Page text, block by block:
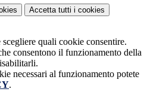
Accetta tutti i cookies
quali cookie consentire.
consentono il funzionamento della
necessari al funzionamento potete
.